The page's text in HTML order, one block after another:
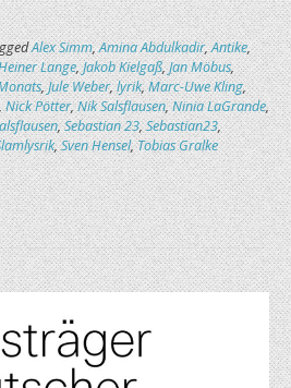
Alex Simm,Amina Abdulkadir,Antike,
Lange,Jakob Kielgaß,Jan Möbus,
,Jule Weber,lyrik,Marc-Uwe Kling,
,Nick Pötter,Nik Salsflausen,Ninia LaGrande,
,Sebastian 23,Sebastian23,
,Sven Hensel,Tobias Gralke